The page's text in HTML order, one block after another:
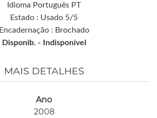
Idioma Português PT
Estado : Usado 5/5
Encadernação : Brochado
Disponib. -
Indisponível
MAIS DETALHES
Ano
2008